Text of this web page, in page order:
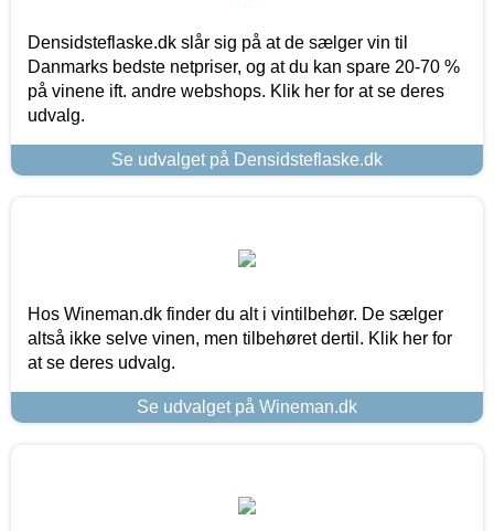
Densidsteflaske.dk slår sig på at de sælger vin til
Danmarks bedste netpriser, og at du kan spare 20-70 %
på vinene ift. andre webshops. Klik her for at se deres
udvalg.
Se udvalget på Densidsteflaske.dk
Hos Wineman.dk finder du alt i vintilbehør. De sælger
altså ikke selve vinen, men tilbehøret dertil. Klik her for
at se deres udvalg.
Se udvalget på Wineman.dk